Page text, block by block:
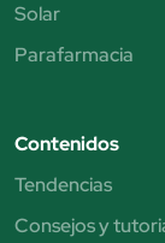
Solar
Parafarmacia
Contenidos
Tendencias
Consejos y